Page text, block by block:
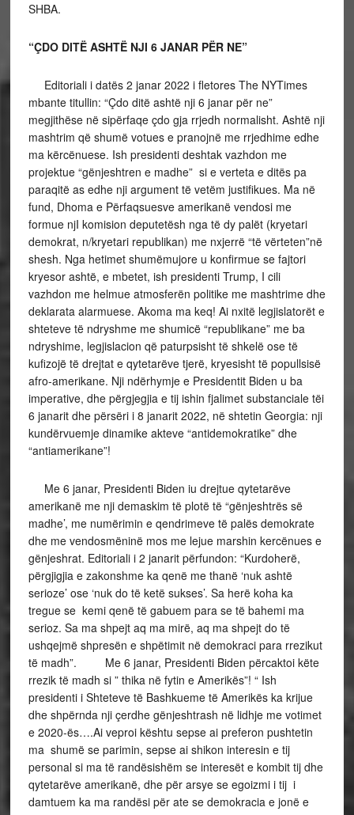
SHBA.
“ÇDO DITË ASHTË NJI 6 JANAR PËR NE”
Editoriali i datës 2 janar 2022 i fletores The NYTimes
mbante titullin: “Çdo ditë ashtë nji 6 janar për ne”
megjithëse në sipërfaqe çdo gja rrjedh normalisht. Ashtë nji
mashtrim që shumë votues e pranojnë me rrjedhime edhe
ma kërcënuese. Ish presidenti deshtak vazhdon me
projektue “gënjeshtren e madhe” si e verteta e ditës pa
paraqitë as edhe nji argument të vetëm justifikues. Ma në
fund, Dhoma e Përfaqsuesve amerikanë vendosi me
formue njI komision deputetësh nga të dy palët (kryetari
demokrat, n/kryetari republikan) me nxjerrë “të vërteten”në
shesh. Nga hetimet shumëmujore u konfirmue se fajtori
kryesor ashtë, e mbetet, ish presidenti Trump, I cili
vazhdon me helmue atmosferën politike me mashtrime dhe
deklarata alarmuese. Akoma ma keq! Ai nxitë legjislatorët e
shteteve të ndryshme me shumicë “republikane” me ba
ndryshime, legjislacion që paturpsisht të shkelë ose të
kufizojë të drejtat e qytetarëve tjerë, kryesisht të popullsisë
afro-amerikane. Nji ndërhymje e Presidentit Biden u ba
imperative, dhe përgjegjia e tij ishin fjalimet substanciale tëi
6 janarit dhe përsëri i 8 janarit 2022, në shtetin Georgia: nji
kundërvuemje dinamike akteve “antidemokratike” dhe
“antiamerikane”!
Me 6 janar, Presidenti Biden iu drejtue qytetarëve
amerikanë me nji demaskim të plotë të “gënjeshtrës së
madhe’, me numërimin e qendrimeve të palës demokrate
dhe me vendosmëninë mos me lejue marshin kercënues e
gënjeshrat. Editoriali i 2 janarit përfundon: “Kurdoherë,
përgjigjia e zakonshme ka qenë me thanë ‘nuk ashtë
serioze’ ose ‘nuk do të ketë sukses’. Sa herë koha ka
tregue se kemi qenë të gabuem para se të bahemi ma
serioz. Sa ma shpejt aq ma mirë, aq ma shpejt do të
ushqejmë shpresën e shpëtimit në demokraci para rrezikut
të madh”. Me 6 janar, Presidenti Biden përcaktoi këte
rrezik të madh si ” thika në fytin e Amerikës”! “ Ish
presidenti i Shteteve të Bashkueme të Amerikës ka krijue
dhe shpërnda nji çerdhe gënjeshtrash në lidhje me votimet
e 2020-ës….Ai veproi kështu sepse ai preferon pushtetin
ma shumë se parimin, sepse ai shikon interesin e tij
personal si ma të randësishëm se interesët e kombit tij dhe
qytetarëve amerikanë, dhe për arsye se egoizmi i tij i
damtuem ka ma randësi për ate se demokracia e jonë e